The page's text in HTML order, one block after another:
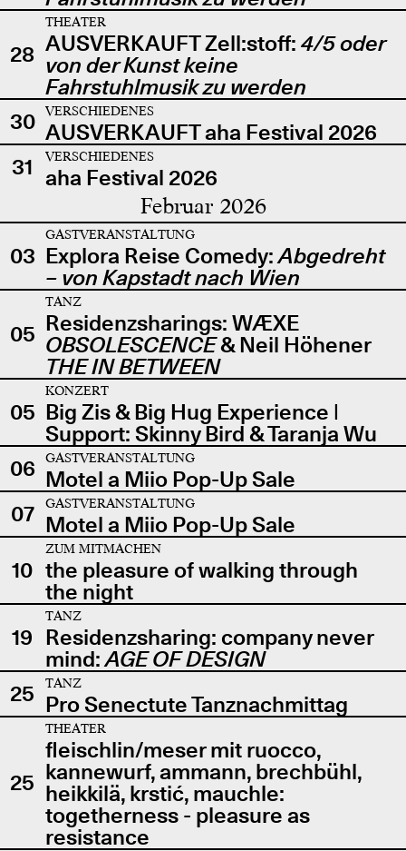
28
THEATER
AUSVERKAUFT Zell:stoff: 4/5 oder
von der Kunst keine
Fahrstuhlmusik zu werden
30
VERSCHIEDENES
AUSVERKAUFT aha Festival 2026
31
VERSCHIEDENES
aha Festival 2026
Februar 2026
03
GASTVERANSTALTUNG
Explora Reise Comedy:Abgedreht
– von Kapstadt nach Wien
05
TANZ
Residenzsharings: WÆXE
OBSOLESCENCE& Neil Höhener
THE IN BETWEEN
05
KONZERT
Big Zis & Big Hug Experience |
Support: Skinny Bird & Taranja Wu
06
GASTVERANSTALTUNG
Motel a Miio Pop-Up Sale
07
GASTVERANSTALTUNG
Motel a Miio Pop-Up Sale
10
ZUM MITMACHEN
the pleasure of walking through
the night
19
TANZ
Residenzsharing: company never
mind:AGE OF DESIGN
25
TANZ
Pro Senectute Tanznachmittag
25
THEATER
fleischlin/meser mit ruocco,
kannewurf, ammann, brechbühl,
heikkilä, krstić, mauchle:
togetherness - pleasure as
resistance